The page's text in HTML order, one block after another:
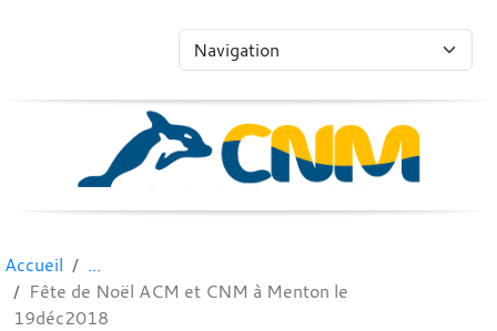
Accueil
Fête de Noël ACM et CNM à Menton le
19déc2018